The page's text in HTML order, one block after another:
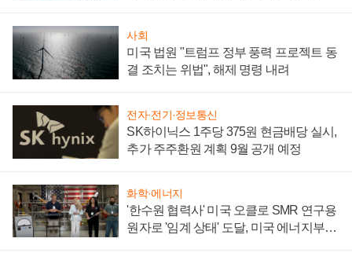
사회
미국 법원 "트럼프 정부 풍력 프로젝트 동
결 조치는 위법", 해제 명령 내려
전자·전기·정보통신
SK하이닉스 1주당 375원 현금배당 실시,
추가 주주환원 계획 9월 공개 예정
화학·에너지
'한수원 협력사' 미국 오클로 SMR 연구용
원자로 '임계 상태' 도달, 미국 에너지부